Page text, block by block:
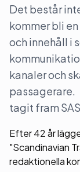
Det består
kommer bli
och innehåll i
kanaler och
passagerare.
tagit fram
Efter 42 år
"Scandinavian
redaktionella